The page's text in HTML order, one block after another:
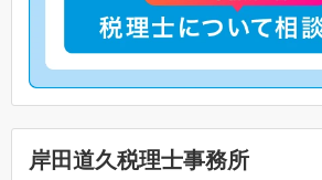
岸田道久税理士事務所